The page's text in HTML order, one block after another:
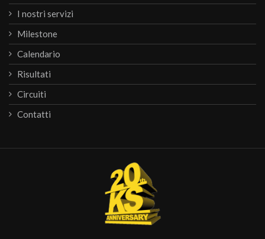
I nostri servizi
Milestone
Calendario
Risultati
Circuiti
Contatti